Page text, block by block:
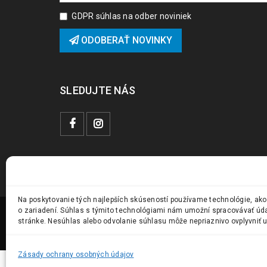
Na poskytovanie tých najlepších skúseností používame technológie,
o zariadení. Súhlas s týmito technológiami nám umožní spracovávať
stránke. Nesúhlas alebo odvolanie súhlasu môže nepriaznivo ovplyvniť
Zásady ochrany osobných údajov
GDPR súhlas na odber noviniek
ODOBERAŤ NOVINKY
SLEDUJTE NÁS